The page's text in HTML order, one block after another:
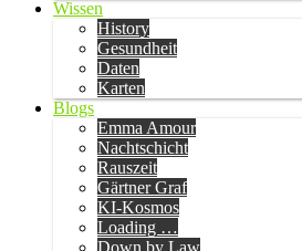
Wissen
History
Gesundheit
Daten
Karten
Blogs
Emma Amour
Nachtschicht
Rauszeit
Gärtner Graf
KI-Kosmos
Loading …
Down by Law